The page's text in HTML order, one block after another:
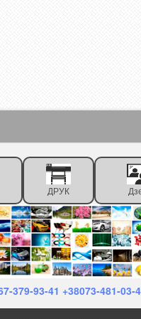
ДРУК
379-93-41 +38073-481-